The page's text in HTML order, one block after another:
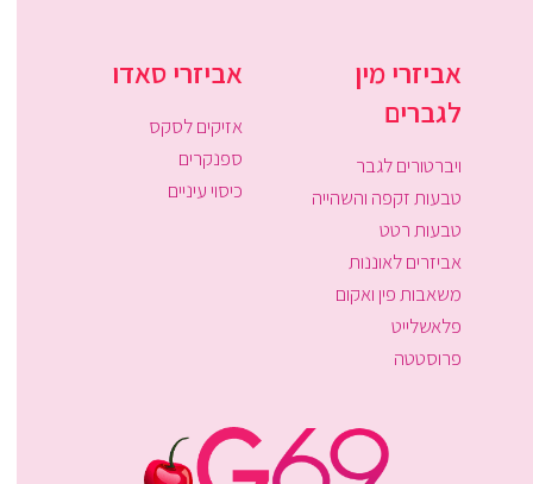
אביזרי מין
לגברים
ויברטורים לגבר
טבעות זקפה והשהייה
טבעות רטט
אביזרים לאוננות
משאבות פין ואקום
פלאשלייט
פרוסטטה
אביזרי סאדו
אזיקים לסקס
ספנקרים
כיסוי עיניים